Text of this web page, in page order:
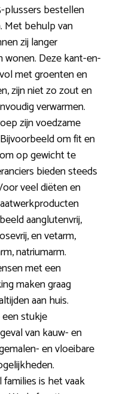
plussers bestellen
Met behulp van
zij langer
wonen. Deze kant-en-
met groenten en
zijn niet zo zout en
verwarmen.
zijn voedzame
om fit en
op gewicht te
bieden steeds
veel diëten en
aanglutenvrij,
en vetarm,
natriumarm.
met een
maken graag
aan huis.
stukje
van kauw- en
en vloeibare
families is het vaak